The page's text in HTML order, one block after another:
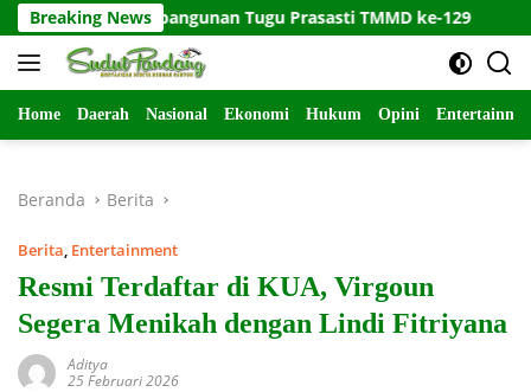
Langsung
ke
konten
Breaking News
Pembangunan Tugu Prasasti TMMD ke-129 Kodim
Home Daerah Nasional Ekonomi Hukum Opini
Beranda Berita
Berita, Entertainment
Resmi Terdaftar di KUA, Virgoun
Segera Menikah dengan Lindi Fitriyana
Aditya
25 Februari 2026